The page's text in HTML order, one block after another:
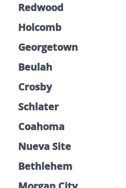
Redwood
Holcomb
Georgetown
Beulah
Crosby
Schlater
Coahoma
Nueva Site
Bethlehem